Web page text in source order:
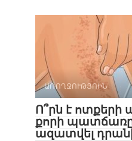
ԱՌՈՂՋՈՒԹՅՈԻՆ
Ո՞րն է ոտքերի
քորի
ազատվել